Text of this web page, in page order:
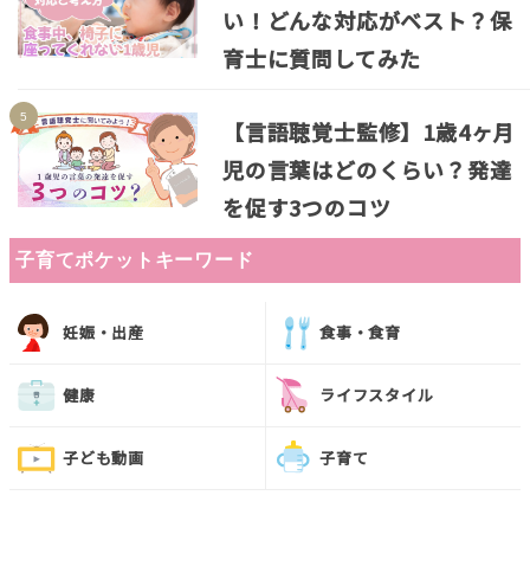
い！どんな対応がベスト？保
育士に質問してみた
【言語聴覚士監修】1歳4ヶ月
児の言葉はどのくらい？発達
を促す3つのコツ
子育てポケットキーワード
妊娠・出産 食事・食育
健康 ライフスタイル
子ども動画 子育て